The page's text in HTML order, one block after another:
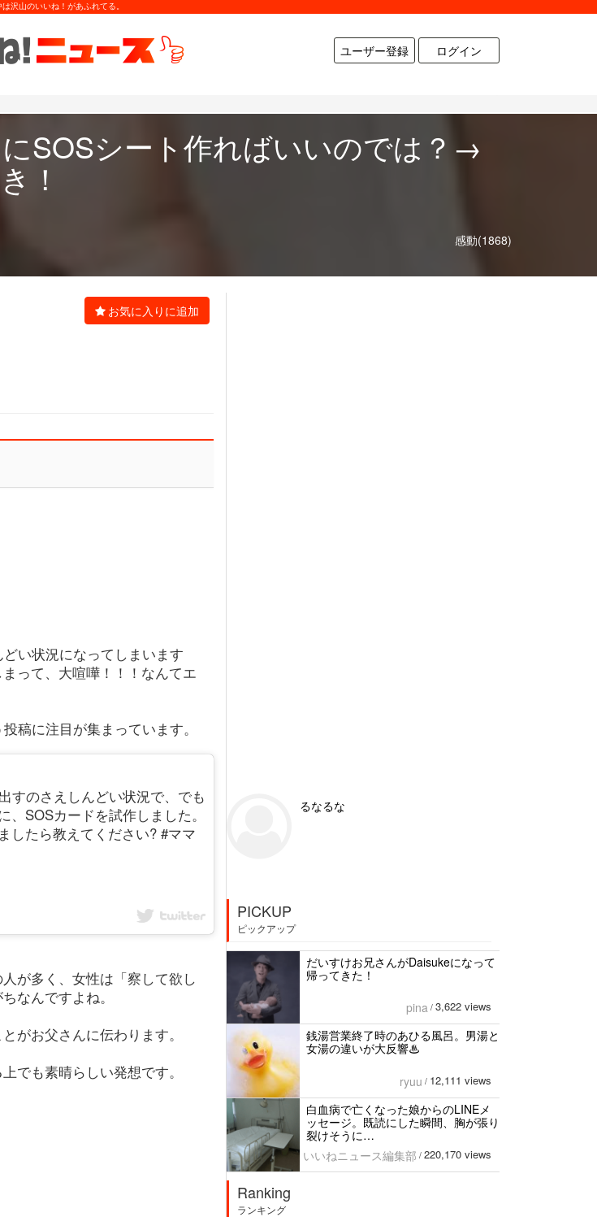
沢山のいいね！があふれてる。
ユーザー登録 ログイン
SOSシート作ればいいのでは？→
！
感動(1868)
お気に入りに追加
い状況になってしまいます
って、大喧嘩！！！なんてエ
稿に注目が集まっています。
すのさえしんどい状況で、でも
SOSカードを試作しました。
したら教えてください? #ママ
が多く、女性は「察して欲し
なんですよね。
がお父さんに伝わります。
でも素晴らしい発想です。
るなるな
PICKUP
ピックアップ
だいすけお兄さんがDaisukeになって
帰ってきた！
pina / 3,622 views
銭湯営業終了時のあひる風呂。男湯と
女湯の違いが大反響♨
ryuu / 12,111 views
白血病で亡くなった娘からのLINEメ
ッセージ。既読にした瞬間、胸が張り
裂けそうに…
いいねニュース編集部 / 220,170 views
Ranking
ランキング